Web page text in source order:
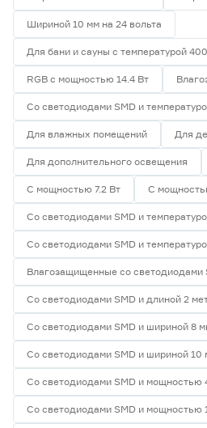
Шириной 10 мм на 24 вольта
Для бани и сауны с температурой
RGB с мощностью 14.4 Вт
Со светодиодами SMD и
Для влажных помещений Для
Для дополнительного освещения
С мощностью 7.2 Вт С
Со светодиодами SMD и
Со светодиодами SMD и
Влагозащищенные со светодиодами
Со светодиодами SMD и длиной 2
Со светодиодами SMD и шириной 8
Со светодиодами SMD и шириной 10
Со светодиодами SMD и мощностью
Со светодиодами SMD и мощностью